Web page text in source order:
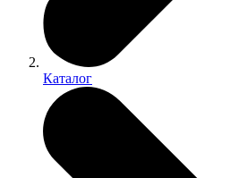
Каталог